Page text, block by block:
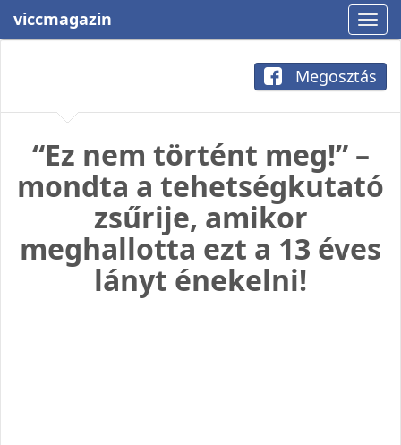
viccmagazin
Megosztás
“Ez nem történt meg!” –
mondta a tehetségkutató
zsűrije, amikor
meghallotta ezt a 13 éves
lányt énekelni!